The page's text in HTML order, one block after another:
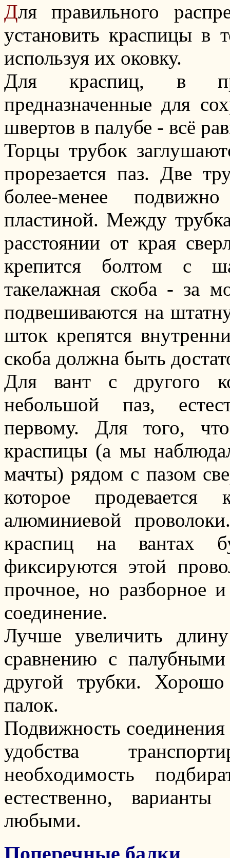
Для правильного
установить краспицы в
используя их оковку.
Для краспиц, в
предназначенные для
швертов в палубе - всё
Торцы трубок
прорезается паз. Две
более-менее
пластиной. Между
расстоянии от края
крепится болтом с
такелажная скоба - за
подвешиваются на
шток крепятся
скоба должна быть
Для вант с другого
небольшой паз,
первому. Для того,
краспицы (а мы
мачты) рядом с пазом
которое
алюминиевой
краспиц на вантах
фиксируются этой
прочное, но разборное
соединение.
Лучше увеличить
сравнению с
другой трубки.
палок.
Подвижность
удобства
необходимость
естественно,
любыми.